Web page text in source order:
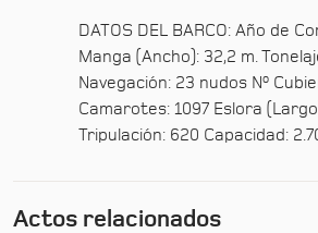
DATOS DEL BARCO: Año de
Manga (Ancho): 32,2 m.
Navegación: 23 nudos Nº
Camarotes: 1097 Eslora
Tripulación: 620 Capacidad:
Actos relacionados